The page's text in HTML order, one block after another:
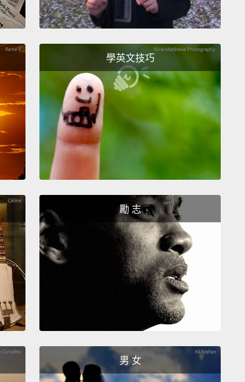
學英文技巧
勵 志
男 女